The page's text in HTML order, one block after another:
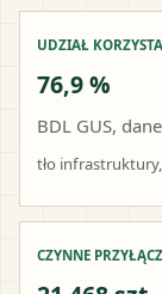
UDZIAŁ
76,9 %
BDL GUS,
tło
CZYNNE